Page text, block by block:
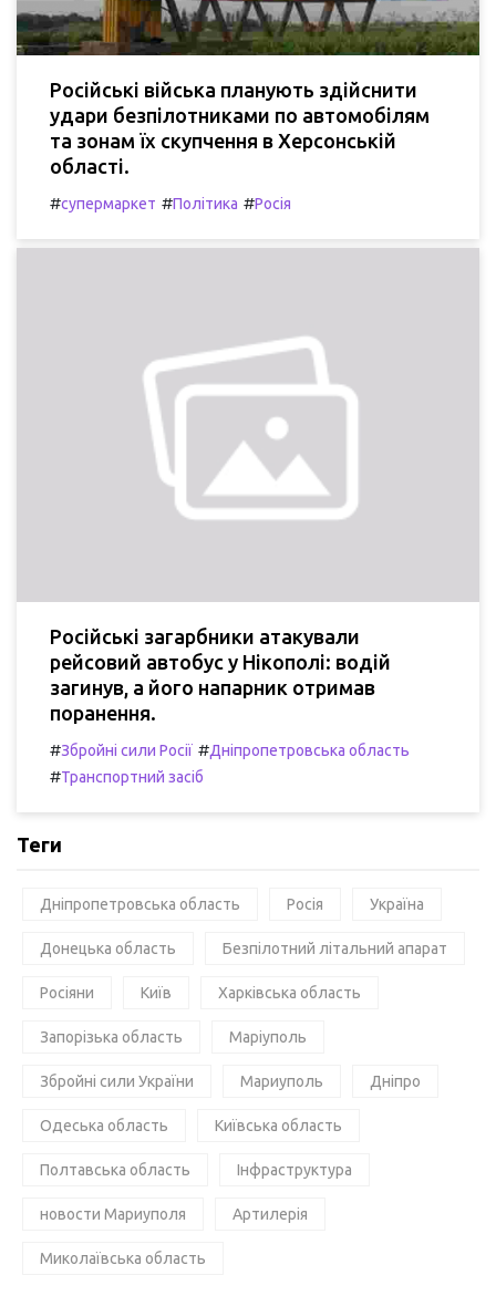
Російські війська планують здійснити
удари безпілотниками по автомобілям
та зонам їх скупчення в Херсонській
області.
#супермаркет #Політика #Росія
Російські загарбники атакували
рейсовий автобус у Нікополі: водій
загинув, а його напарник отримав
поранення.
#Збройні сили Росії #Дніпропетровська область
#Транспортний засіб
Теги
Дніпропетровська область Росія Україна
Донецька область Безпілотний літальний апарат
Росіяни Київ Харківська область
Запорізька область Маріуполь
Збройні сили України Мариуполь Дніпро
Одеська область Київська область
Полтавська область Інфраструктура
новости Мариуполя Артилерія
Миколаївська область